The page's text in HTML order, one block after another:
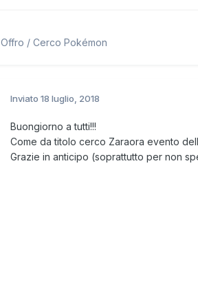
Offro / Cerco Pokémon
Inviato 18 luglio, 2018
Buongiorno a tutti!!!
Come da titolo cerco Zaraora evento
Grazie in anticipo (soprattutto per non